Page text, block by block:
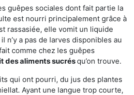
guêpes sociales dont fait partie la
est nourri principalement grâce à
rassasiée, elle vomit un liquide
n’y a pas de larves disponibles au
comme chez les guêpes
des aliments sucrésqu’on trouve.
qui ont pourri, du jus des plantes
Ayant une langue trop courte,